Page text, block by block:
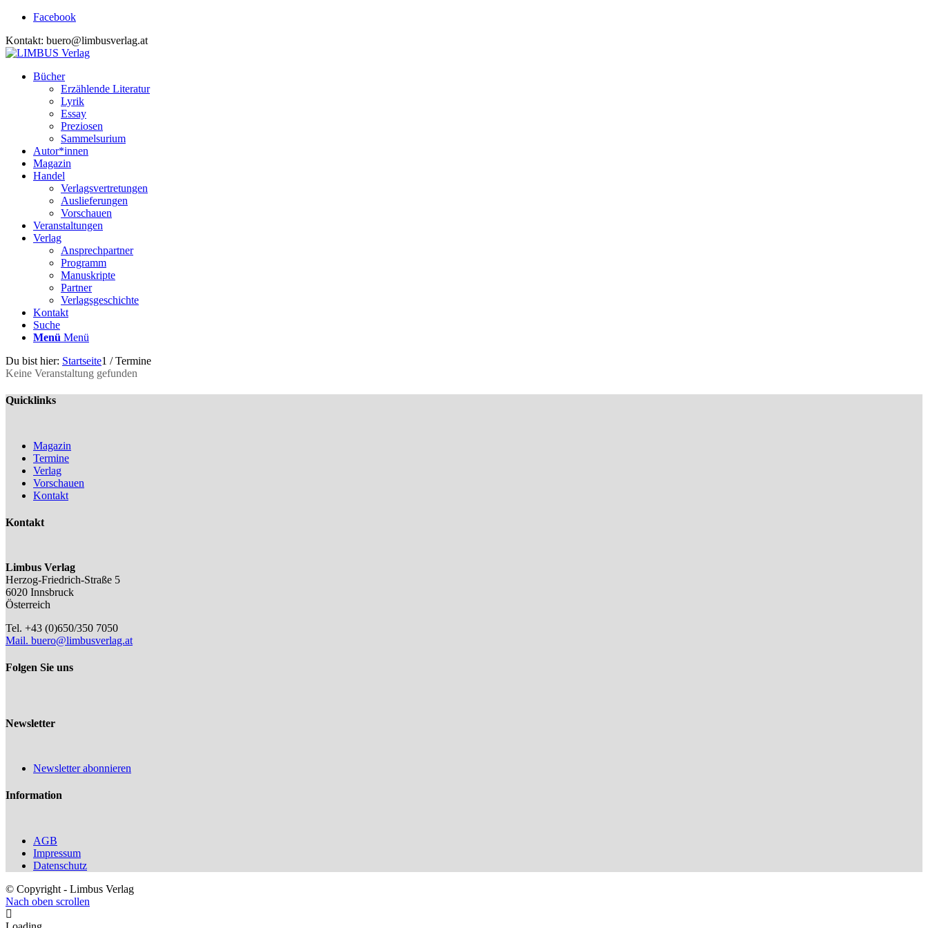
Facebook
Kontakt: buero@limbusverlag.at
Bücher
Erzählende Literatur
Lyrik
Essay
Preziosen
Sammelsurium
Autor*innen
Magazin
Handel
Verlagsvertretungen
Auslieferungen
Vorschauen
Veranstaltungen
Verlag
Ansprechpartner
Programm
Manuskripte
Partner
Verlagsgeschichte
Kontakt
Suche
Menü Menü
Du bist hier: Startseite1 / Termine
Keine Veranstaltung gefunden
Quicklinks
Magazin
Termine
Verlag
Vorschauen
Kontakt
Kontakt
Limbus Verlag
Herzog-Friedrich-Straße 5
6020 Innsbruck
Österreich
Tel. +43 (0)650/350 7050
Mail. buero@limbusverlag.at
Folgen Sie uns
Newsletter
Newsletter abonnieren
Information
AGB
Impressum
Datenschutz
© Copyright - Limbus Verlag
Nach oben scrollen